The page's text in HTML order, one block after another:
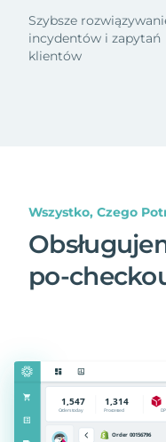
Szybsze
incydentów i zapytań
klientów
Wszystko, Czego
po-